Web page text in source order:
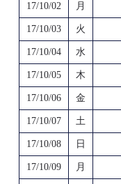
17/10/02 月
17/10/03 火
17/10/04 水
17/10/05 木
17/10/06 金
17/10/07 土
17/10/08 日
17/10/09 月